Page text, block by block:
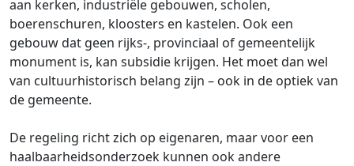
aan kerken, industriële gebouwen, scholen,
boerenschuren, kloosters en kastelen. Ook een
gebouw dat geen rijks-, provinciaal of gemeentelijk
monument is, kan subsidie krijgen. Het moet dan wel
van cultuurhistorisch belang zijn – ook in de optiek van
de gemeente.
De regeling richt zich op eigenaren, maar voor een
haalbaarheidsonderzoek kunnen ook andere